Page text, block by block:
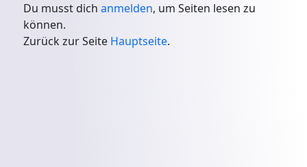
Du musst dichanmelden, um Seiten lesen zu
können.
Zurück zur Seite Hauptseite.